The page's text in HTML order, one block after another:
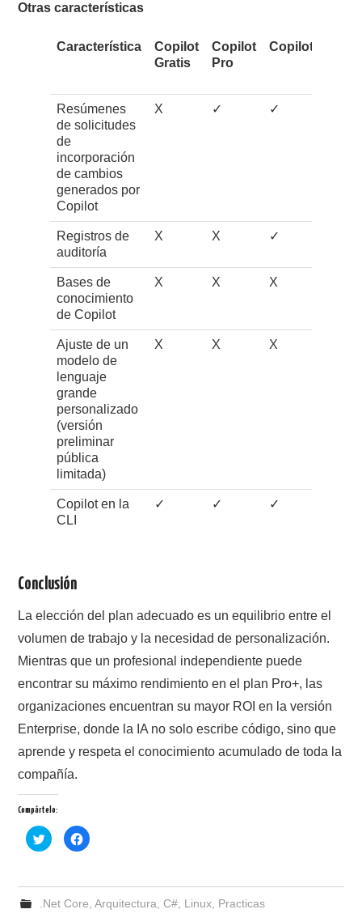
Otras características
Característica
Copilot
Gratis
Copilot
Pro
Copilot Pro+
Resúmenes
de solicitudes
de
incorporación
de cambios
generados por
Copilot
X ✓ ✓
Registros de
auditoría
X X ✓
Bases de
conocimiento
de Copilot
X X X
Ajuste de un
modelo de
lenguaje
grande
personalizado
(versión
preliminar
pública
limitada)
X X X
Copilot en la
CLI
✓ ✓ ✓
Conclusión
La elección del plan adecuado es un equilibrio entre el
volumen de trabajo y la necesidad de personalización.
Mientras que un profesional independiente puede
encontrar su máximo rendimiento en el plan Pro+, las
organizaciones encuentran su mayor ROI en la versión
Enterprise, donde la IA no solo escribe código, sino que
aprende y respeta el conocimiento acumulado de toda la
compañía.
Compártelo:
H
a
i
p
H
a
i
p
a
.Net Core Arquitectura C#, Linux, Practicas